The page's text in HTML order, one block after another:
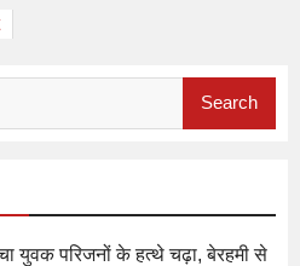
युवक परिजनों के हत्थे चढ़ा, बेरहमी से